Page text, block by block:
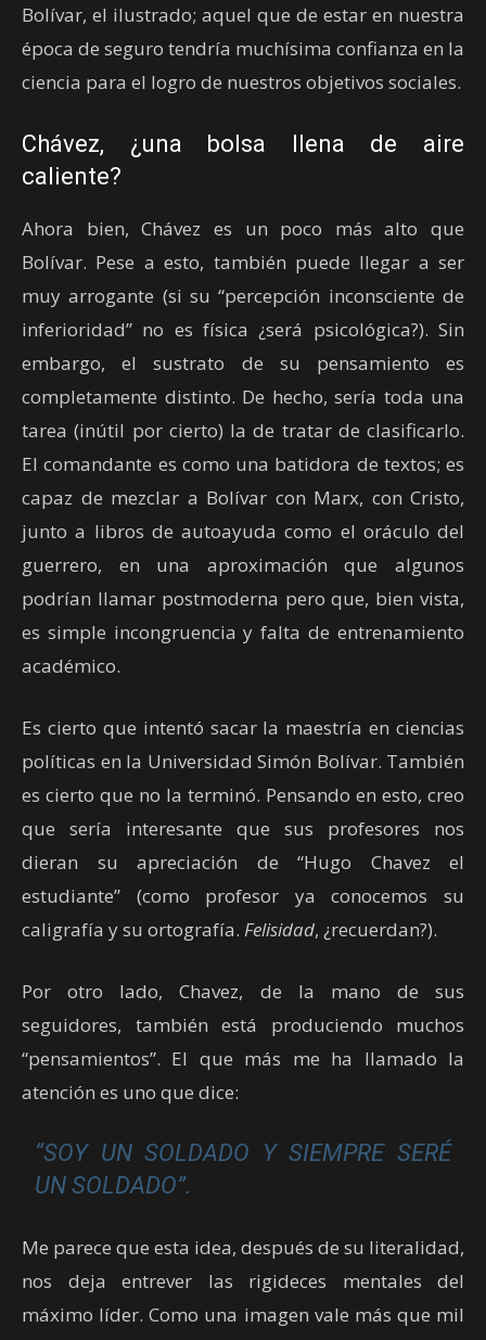
Bolívar, el ilustrado; aquel que de estar en nuestra
época de seguro tendría muchísima confianza en la
ciencia para el logro de nuestros objetivos sociales.
Chávez, ¿una bolsa llena de aire
caliente?
Ahora bien, Chávez es un poco más alto que
Bolívar. Pese a esto, también puede llegar a ser
muy arrogante (si su “percepción inconsciente de
inferioridad” no es física ¿será psicológica?). Sin
embargo, el sustrato de su pensamiento es
completamente distinto. De hecho, sería toda una
tarea (inútil por cierto) la de tratar de clasificarlo.
El comandante es como una batidora de textos; es
capaz de mezclar a Bolívar con Marx, con Cristo,
junto a libros de autoayuda como el oráculo del
guerrero, en una aproximación que algunos
podrían llamar postmoderna pero que, bien vista,
es simple incongruencia y falta de entrenamiento
académico.
Es cierto que intentó sacar la maestría en ciencias
políticas en la Universidad Simón Bolívar. También
es cierto que no la terminó. Pensando en esto, creo
que sería interesante que sus profesores nos
dieran su apreciación de “Hugo Chavez el
estudiante” (como profesor ya conocemos su
caligrafía y su ortografía. Felisidad, ¿recuerdan?).
Por otro lado, Chavez, de la mano de sus
seguidores, también está produciendo muchos
“pensamientos”. El que más me ha llamado la
atención es uno que dice:
“SOY UN SOLDADO Y SIEMPRE SERÉ
UN SOLDADO”.
Me parece que esta idea, después de su literalidad,
nos deja entrever las rigideces mentales del
máximo líder. Como una imagen vale más que mil